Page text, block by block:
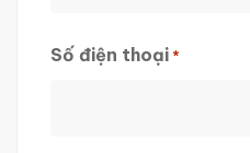
Số điện thoại *